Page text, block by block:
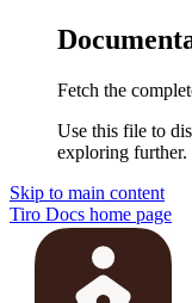
Fetch the
Use this file to
exploring further.
Skip to main content
Tiro Docs home page